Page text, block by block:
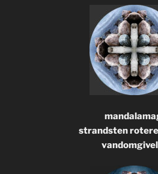
strandsten